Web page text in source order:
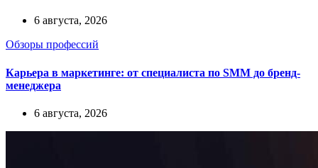
6 августа, 2026
Обзоры профессий
Карьера в маркетинге: от специалиста по SMM до бренд-
менеджера
6 августа, 2026